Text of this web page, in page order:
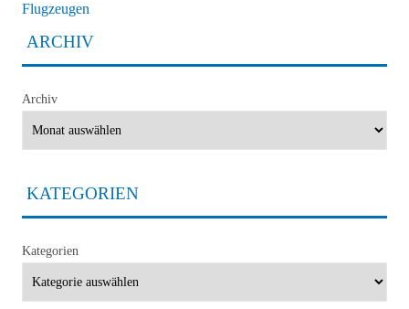
Flugzeugen
ARCHIV
Archiv
KATEGORIEN
Kategorien